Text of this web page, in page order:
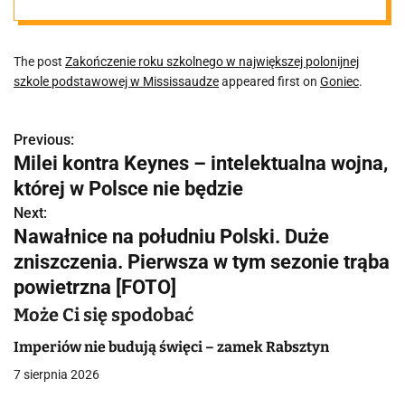
szkole
podstawowej w
Mississaudze
The post Zakończenie roku szkolnego w największej polonijnej
szkole podstawowej w Mississaudzeappeared first on Goniec.
N
a
w
i
g
a
c
j
Previous:
Milei kontra Keynes – intelektualna wojna,
której w Polsce nie będzie
Next:
Nawałnice na południu Polski. Duże
zniszczenia. Pierwsza w tym sezonie trąba
powietrzna [FOTO]
Może Ci się spodobać
Imperiów nie budują święci – zamek Rabsztyn
7 sierpnia 2026